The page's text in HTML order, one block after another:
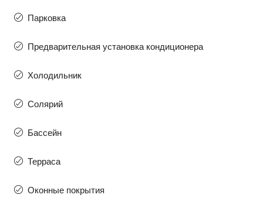
Парковка
Предварительная установка кондиционера
Холодильник
Солярий
Бассейн
Терраса
Оконные покрытия